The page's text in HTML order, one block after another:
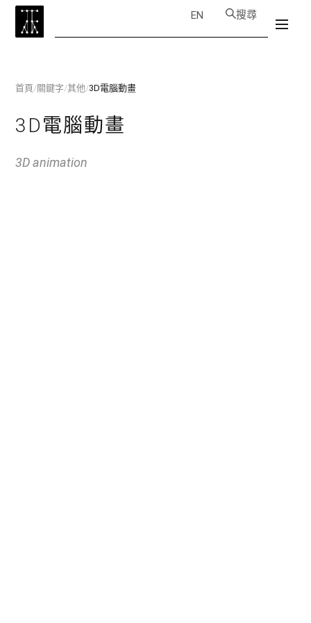
EN 搜尋
首頁/關鍵字/其他/3D電腦動畫
3D電腦動畫
3D animation